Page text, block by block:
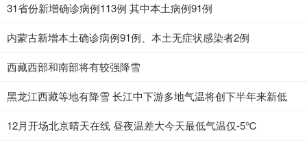
31省份新增确诊病例113例 其中本土病例91例
内蒙古新增本土确诊病例91例、本土无症状感染者2例
西藏西部和南部将有较强降雪
黑龙江西藏等地有降雪 长江中下游多地气温将创下半年来新低
12月开场北京晴天在线 昼夜温差大今天最低气温仅-5℃